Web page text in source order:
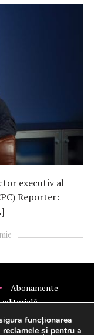
executiv al
Reporter:
Abonamente
Publicitate
funcționarea
și pentru a